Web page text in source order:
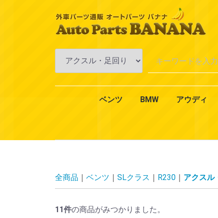
ベンツ
エン
エン
冷却
AC・
ミッ
アク
オイ
エク
イン
BMW アウディ
全商品 ベンツ SLクラス R230 アクスル
11件の商品がみつかりました。